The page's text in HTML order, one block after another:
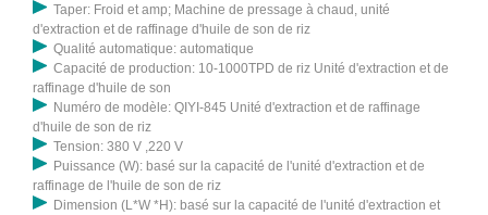
Taper: Froid et amp; Machine de pressage à chaud, unité
d'extraction et de raffinage d'huile de son de riz
Qualité automatique: automatique
Capacité de production: 10-1000TPD de riz Unité d'extraction et de
raffinage d'huile de son
Numéro de modèle: QIYI-845 Unité d'extraction et de raffinage
d'huile de son de riz
Tension: 380 V ,220 V
Puissance (W): basé sur la capacité de l'unité d'extraction et de
raffinage de l'huile de son de riz
Dimension (L*W *H): basé sur la capacité de l'unité d'extraction et